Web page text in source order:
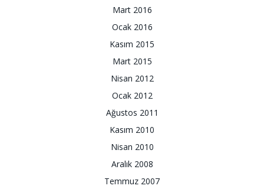
Mart 2016
Ocak 2016
Kasım 2015
Mart 2015
Nisan 2012
Ocak 2012
Ağustos 2011
Kasım 2010
Nisan 2010
Aralık 2008
Temmuz 2007